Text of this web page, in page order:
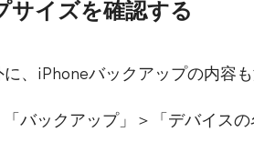
サイズを確認する
、iPhoneバックアップの内容も
バックアップ」＞「デバイス